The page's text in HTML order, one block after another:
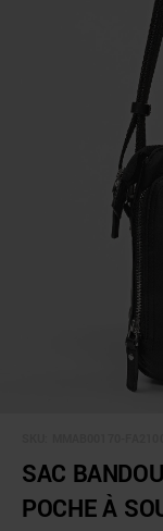
SAC
POCHE À